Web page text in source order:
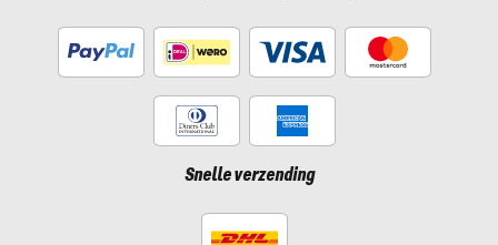
Snelle verzending